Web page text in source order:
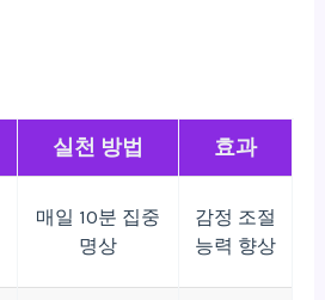
실천 방법 효과
매일 10분 집중
명상
감정 조절
능력 향상